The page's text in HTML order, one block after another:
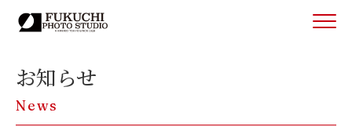
お知らせ
News